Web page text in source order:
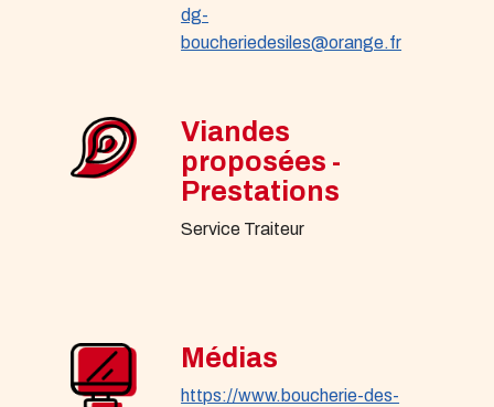
dg-
boucheriedesiles@orange.fr
Viandes
proposées -
Prestations
Service Traiteur
Médias
https://www.boucherie-des-